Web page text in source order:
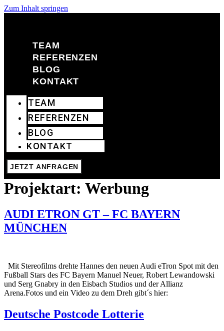
Zum Inhalt springen
TEAM
REFERENZEN
BLOG
KONTAKT
TEAM
REFERENZEN
BLOG
KONTAKT
JETZT ANFRAGEN
Projektart: Werbung
AUDI ETRON GT – FC BAYERN
MÜNCHEN
Mit Stereofilms drehte Hannes den neuen Audi eTron Spot mit den
Fußball Stars des FC Bayern Manuel Neuer, Robert Lewandowski
und Serg Gnabry in den Eisbach Studios und der Allianz
Arena.Fotos und ein Video zu dem Dreh gibt´s hier:
Deutsche Postcode Lotterie